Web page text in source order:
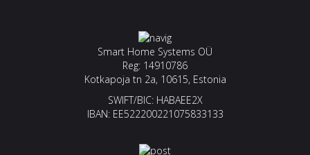
Smart Home Systems OÜ
Reg: 14910786
Kotkapoja tn 2a, 10615, Estonia
SWIFT/BIC: HABAEE2X
IBAN: EE522200221075833133